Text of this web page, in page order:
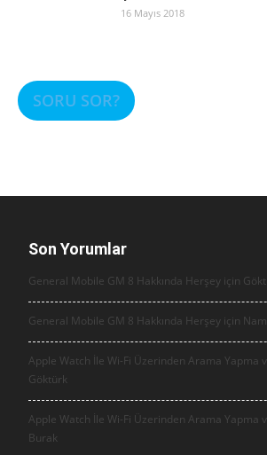
16 Mayıs 2018
SORU SOR?
Son Yorumlar
General Mobile GM 8 Hakkında Herşey için
General Mobile GM 8 Hakkında Herşey için
Apple Watch İle Wi-Fi Üzerinden Arama Yapma
Göktürk
Apple Watch İle Wi-Fi Üzerinden Arama Yapma
Burak